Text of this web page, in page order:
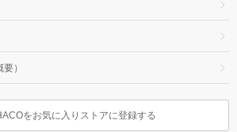
）
をお気に入りストアに登録する